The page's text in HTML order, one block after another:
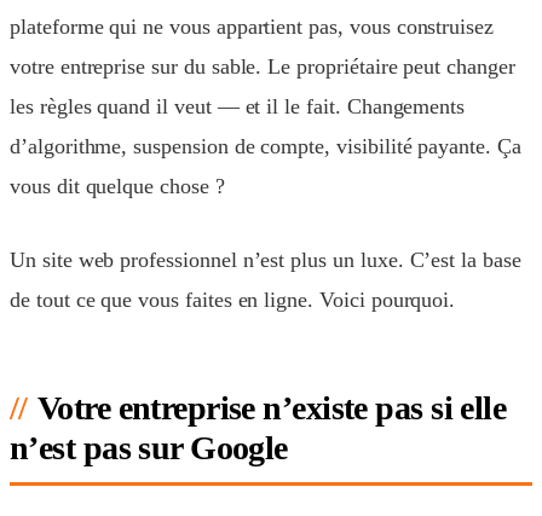
plateforme qui ne vous appartient pas, vous construisez
votre entreprise sur du sable. Le propriétaire peut changer
les règles quand il veut — et il le fait. Changements
d’algorithme, suspension de compte, visibilité payante. Ça
vous dit quelque chose ?
Un site web professionnel n’est plus un luxe. C’est la base
de tout ce que vous faites en ligne. Voici pourquoi.
Votre entreprise n’existe pas si elle
n’est pas sur Google